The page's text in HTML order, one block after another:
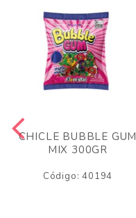
CHICLE BUBBLE GUM
MIX 300GR
Código: 40194